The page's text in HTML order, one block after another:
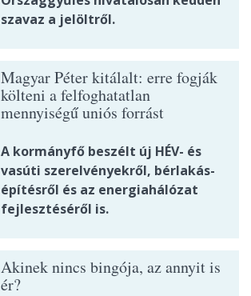
szavaz a jelöltről.
Magyar Péter kitálalt: erre fogják
költeni a felfoghatatlan
mennyiségű uniós forrást
A kormányfő beszélt új HÉV- és
vasúti szerelvényekről, bérlakás-
építésről és az energiahálózat
fejlesztéséről is.
Akinek nincs bingója, az annyit is
ér?